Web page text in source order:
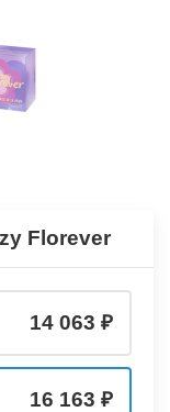
Florever
14 063
16 163